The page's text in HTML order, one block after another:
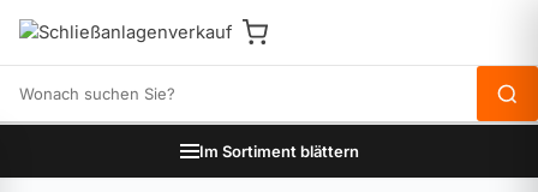
Im Sortiment blättern